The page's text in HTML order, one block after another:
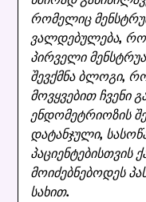
რომელიც
ვალდებულება,
პირველი
შევქმნა ბლოგი,
მოვყვებით ჩვენი
ენდომეტრიოზის
დატანჯული,
პაციენტებისთვის
მოიძებნებოდეს
სახით.